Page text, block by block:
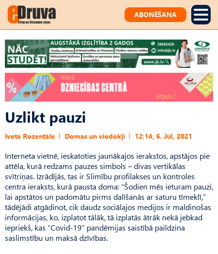
ABONĒŠANA
Uzlikt pauzi
Iveta Rozentāle Domas un viedokļi 12:14, 6. Jūl, 2021
Interneta vietnē, ieskatoties jaunākajos ierakstos, apstājos pie
attēla, kurā redzams pauzes simbols – divas vertikālas
svītriņas. Izrādījās, tas ir Slimību profilakses un kontroles
centra ieraksts, kurā pausta doma: “Šodien mēs ieturam pauzi,
lai apstātos un padomātu pirms dalīšanās ar saturu tīmeklī,”
tādējādi atgādinot, cik daudz sociālajos medijos ir maldinošas
informācijas, ko, izplatot tālāk, tā izplatās ātrāk nekā jebkad
iepriekš, kas “Covid-19” pandēmijas saistībā paildzina
saslimstību un maksā dzīvības.